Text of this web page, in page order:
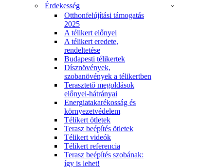
Érdekesség
Otthonfelújítási támogatás
2025
A télikert előnyei
A télikert eredete,
rendeltetése
Budapesti télikertek
Dísznövények,
szobanövények a télikertben
Terasztető megoldások
előnyei-hátrányai
Energiatakarékosság és
környezetvédelem
Télikert ötletek
Terasz beépítés ötletek
Télikert videók
Télikert referencia
Terasz beépítés szobának:
így is lehet!